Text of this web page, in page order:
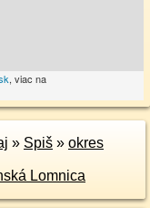
, viac na
» Spiš » okres
Lomnica